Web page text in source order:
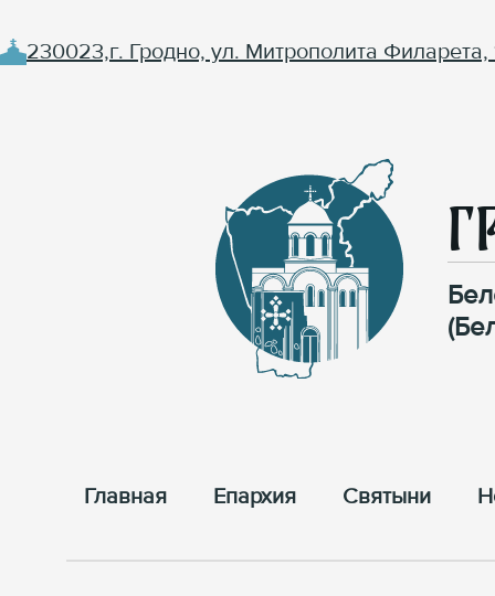
230023,г. Гродно, ул. Митрополита Филарета,
Главная Епархия Cвятыни